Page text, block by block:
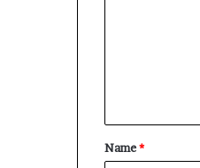
*
Name*